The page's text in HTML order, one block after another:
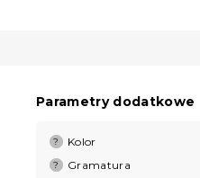
Parametry dodatkowe
? Kolor
? Gramatura